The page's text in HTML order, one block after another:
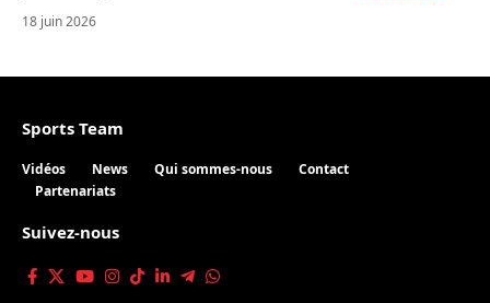
18 juin 2026
Sports Team
Vidéos News Qui sommes-nous
Contact
Partenariats
Suivez-nous